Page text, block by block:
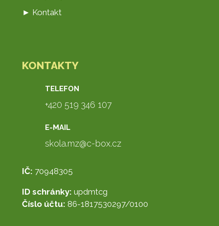
► Kontakt
KONTAKTY
TELEFON
+420 519 346 107
E-MAIL
skola.mz@c-box.cz
IČ: 70948305
ID schránky: updmtcg
Číslo účtu: 86-1817530297/0100